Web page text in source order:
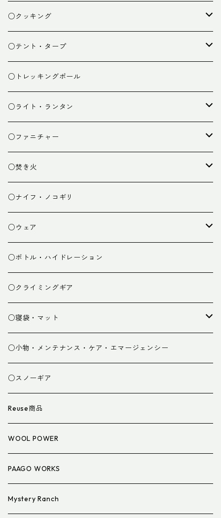
ザック
スタッフバッグ
ザック小物
○クッキング
クッカー
バーナー
カトラリー
クッキング小物
○テント・タープ
テント
タープ
ペグ・ハンマー・小物
○トレッキングポール
○ライト・ランタン
ライト
ランタン
○ファニチャー
テーブル
チェア
○焚き火
焚き火台
焚き火小物
○ナイフ・ノコギリ
○ウェア
ミドルレイヤー
ベースレイヤー
パンツ
グローブ
スパッツ・ゲイター
衣類小物
アイウェア
○ボトル・ハイドレーション
○クライミングギア
○寝袋・マット
寝袋
マット
寝具小物
○小物・メンテナンス・ケア・エマージェンシー
○スノーギア
Reuse商品
WOOL POWER
PAAGO WORKS
Mystery Ranch